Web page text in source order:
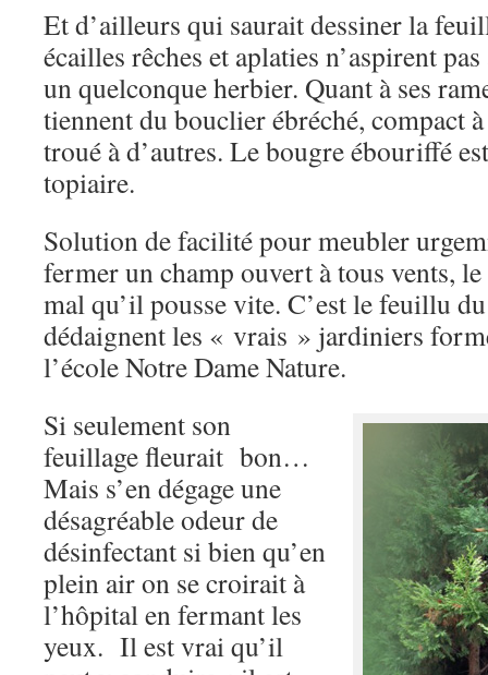
Et d’ailleurs qui saurait dessiner la
écailles rêches et aplaties n’aspirent
un quelconque herbier. Quant à ses
tiennent du bouclier ébréché, compact
troué à d’autres. Le bougre ébouriffé
topiaire.
Solution de facilité pour meubler
fermer un champ ouvert à tous vents,
mal qu’il pousse vite. C’est le feuillu
dédaignent les « vrais » jardiniers
l’école Notre Dame Nature.
Si seulement son
feuillage fleurait bon…
Mais s’en dégage une
désagréable odeur de
désinfectant si bien qu’en
plein air on se croirait à
l’hôpital en fermant les
yeux. Il est vrai qu’il